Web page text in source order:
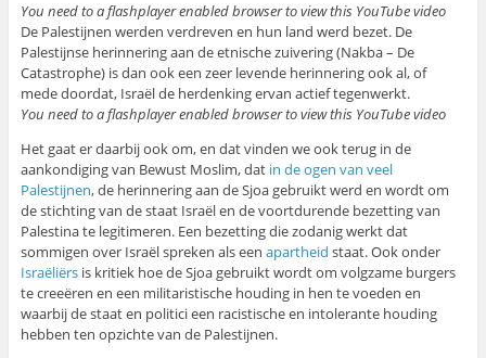
You need to a flashplayer enabled browser to view this YouTube video
De Palestijnen werden verdreven en hun land werd bezet. De
Palestijnse herinnering aan de etnische zuivering (Nakba – De
Catastrophe) is dan ook een zeer levende herinnering ook al, of
mede doordat, Israël de herdenking ervan actief tegenwerkt.
You need to a flashplayer enabled browser to view this YouTube video
Het gaat er daarbij ook om, en dat vinden we ook terug in de
aankondiging van Bewust Moslim, dat in de ogen van veel
Palestijnen, de herinnering aan de Sjoa gebruikt werd en wordt om
de stichting van de staat Israël en de voortdurende bezetting van
Palestina te legitimeren. Een bezetting die zodanig werkt dat
sommigen over Israël spreken als een apartheid staat. Ook onder
Israëliërsis kritiek hoe de Sjoa gebruikt wordt om volgzame burgers
te creeëren en een militaristische houding in hen te voeden en
waarbij de staat en politici een racistische en intolerante houding
hebben ten opzichte van de Palestijnen.